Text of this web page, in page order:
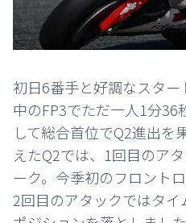
初日6番手と好調なスタ
中のFP3でただ一人1分36
して総合首位でQ2進出を
えたQ2では、1回目のア
ーク。今季初のフロント
2回目のアタックではタ